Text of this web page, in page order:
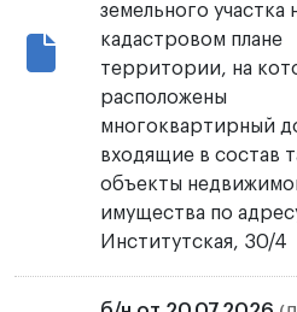
земельного участка
кадастровом плане
территории, на
расположены
многоквартирный
входящие в состав
объекты
имущества по
Институтская, 30/4